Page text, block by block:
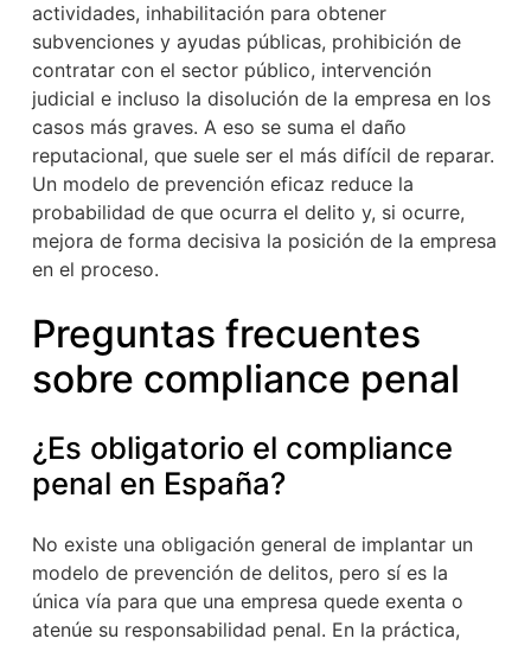
actividades, inhabilitación para obtener
subvenciones y ayudas públicas, prohibición de
contratar con el sector público, intervención
judicial e incluso la disolución de la empresa en los
casos más graves. A eso se suma el daño
reputacional, que suele ser el más difícil de reparar.
Un modelo de prevención eficaz reduce la
probabilidad de que ocurra el delito y, si ocurre,
mejora de forma decisiva la posición de la empresa
en el proceso.
Preguntas frecuentes
sobre compliance penal
¿Es obligatorio el compliance
penal en España?
No existe una obligación general de implantar un
modelo de prevención de delitos, pero sí es la
única vía para que una empresa quede exenta o
atenúe su responsabilidad penal. En la práctica,